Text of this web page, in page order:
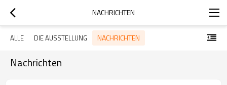
NACHRICHTEN
ALLE DIE AUSSTELLUNG NACHRICHTEN
Nachrichten